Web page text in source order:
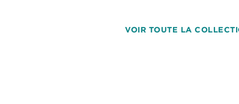
VOIR TOUTE LA